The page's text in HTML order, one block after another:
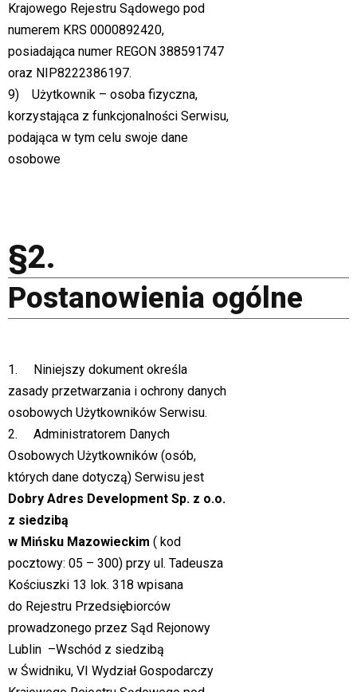
Krajowego Rejestru Sądowego pod
numerem KRS 0000892420,
posiadająca numer REGON 388591747
oraz NIP8222386197.
9) Użytkownik – osoba fizyczna,
korzystająca z funkcjonalności Serwisu,
podająca w tym celu swoje dane
osobowe
§2.
Postanowienia ogólne
1. Niniejszy dokument określa
zasady przetwarzania i ochrony danych
osobowych Użytkowników Serwisu.
2. Administratorem Danych
Osobowych Użytkowników (osób,
których dane dotyczą) Serwisu jest
Dobry Adres Development Sp. z o.o.
z siedzibą
w Mińsku Mazowieckim ( kod
pocztowy: 05 – 300) przy ul. Tadeusza
Kościuszki 13 lok. 318 wpisana
do Rejestru Przedsiębiorców
prowadzonego przez Sąd Rejonowy
Lublin –Wschód z siedzibą
w Świdniku, VI Wydział Gospodarczy